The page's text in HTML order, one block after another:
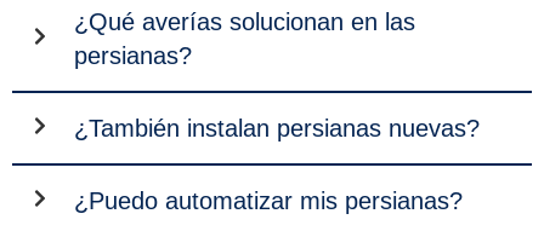
¿Qué averías solucionan en las
persianas?
¿También instalan persianas nuevas?
¿Puedo automatizar mis persianas?